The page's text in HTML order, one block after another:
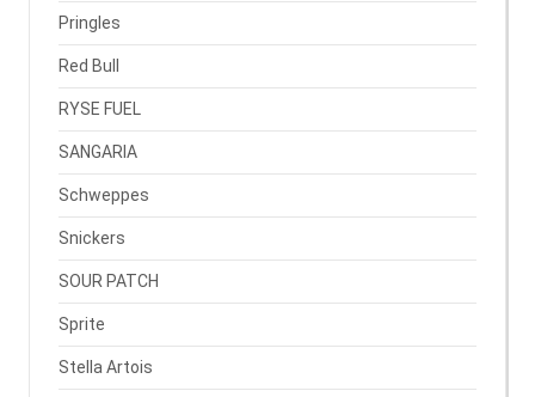
Pringles
Red Bull
RYSE FUEL
SANGARIA
Schweppes
Snickers
SOUR PATCH
Sprite
Stella Artois